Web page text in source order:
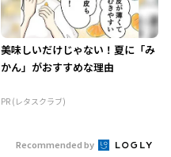
美味しいだけじゃない！夏に「み
かん」がおすすめな理由
PR (レタスクラブ)
Recommended by